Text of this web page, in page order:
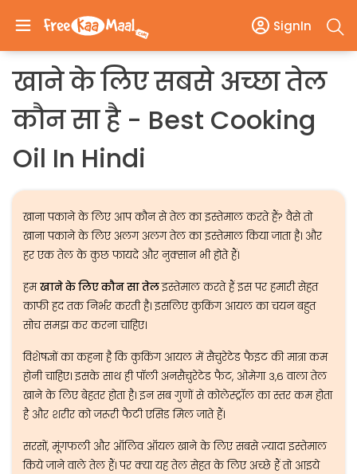
SignIn
खाने के लिए सबसे अच्छा तेल
कौन सा है - Best Cooking
Oil In Hindi
खाना पकाने के लिए आप कौन से तेल का इस्तेमाल करते हैं? वैसे तो
खाना पकाने के लिए अलग अलग तेल का इस्तेमाल किया जाता है। और
हर एक तेल के कुछ फायदे और नुक्सान भी होते हैं।
हमखाने के लिए कौन सा तेलइस्तेमाल करते हैं इस पर हमारी सेहत
काफी हद तक निर्भर करती है। इसलिए कुकिंग आयल का चयन बहुत
सोच समझ कर करना चाहिए।
विशेषज्ञों का कहना है कि कुकिंग आयल में सैचुरेटेड फैइट की मात्रा कम
होनी चाहिए। इसके साथ ही पॉली अनसैचुरेटेड फैट, ओमेगा 3,6 वाला तेल
खाने के लिए बेहतर होता है। इन सब गुणों से कोलेस्ट्रॉल का स्तर कम होता
है और शरीर को जरूरी फैटी एसिड मिल जाते हैं।
सरसों, मूंगफली और ऑलिव ऑयल खाने के लिए सबसे ज़्यादा इस्तेमाल
किये जाने वाले तेल हैं। पर क्या यह तेल सेहत के लिए अच्छे हैं तो आइये